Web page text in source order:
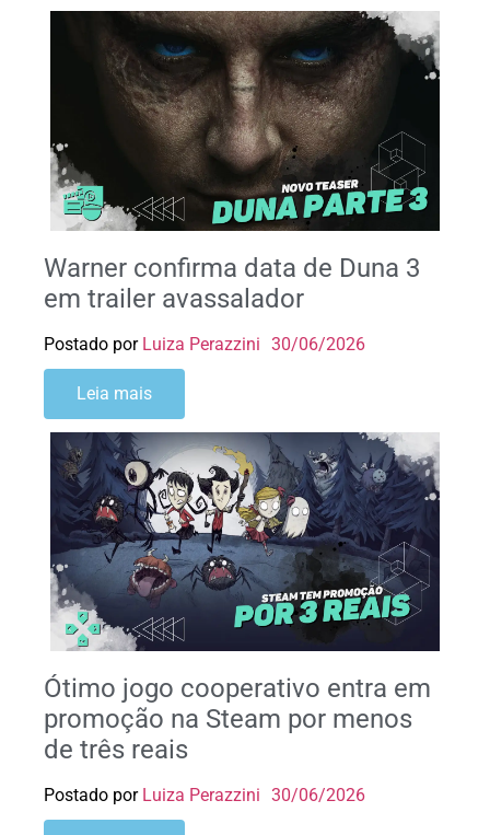
Warner confirma data de Duna 3
em trailer avassalador
Postado por Luiza Perazzini 30/06/2026
Leia mais
Ótimo jogo cooperativo entra em
promoção na Steam por menos
de três reais
Postado por Luiza Perazzini 30/06/2026